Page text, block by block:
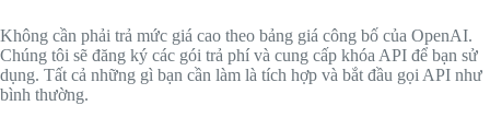
Không cần phải trả mức giá cao theo bảng giá công bố của OpenAI.
Chúng tôi sẽ đăng ký các gói trả phí và cung cấp khóa API để bạn sử
dụng. Tất cả những gì bạn cần làm là tích hợp và bắt đầu gọi API như
bình thường.